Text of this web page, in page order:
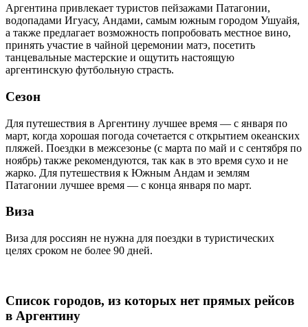
Аргентина привлекает туристов пейзажами Патагонии,
водопадами Игуасу, Андами, самым южным городом Ушуайя,
а также предлагает возможность попробовать местное вино,
принять участие в чайной церемонии матэ, посетить
танцевальные мастерские и ощутить настоящую
аргентинскую футбольную страсть.
Сезон
Для путешествия в Аргентину лучшее время — с января по
март, когда хорошая погода сочетается с открытием океанских
пляжей. Поездки в межсезонье (с марта по май и с сентября по
ноябрь) также рекомендуются, так как в это время сухо и не
жарко. Для путешествия к Южным Андам и землям
Патагонии лучшее время — с конца января по март.
Виза
Виза для россиян не нужна для поездки в туристических
целях сроком не более 90 дней.
Список городов, из которых нет прямых рейсов
в Аргентину